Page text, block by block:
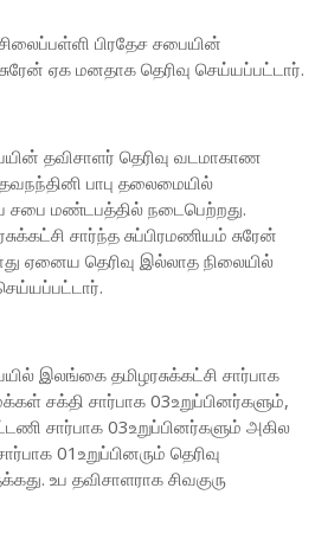
பிரதேச சபையின்
ஏக மனதாக தெரிவு செய்யப்பட்டார்.
தவிசாளர் தெரிவு வடமாகாண
பாபு தலைமையில்
சபை மண்டபத்தில் நடைபெற்றது.
சார்ந்த சுப்பிரமணியம் சுரேன்
ஏனைய தெரிவு இல்லாத நிலையில்
இலங்கை தமிழரசுக்கட்சி சார்பாக
சக்தி சார்பாக 03உறுப்பினர்களும்,
சார்பாக 03உறுப்பினர்களும் அகில
01உறுப்பினரும் தெரிவு
உப தவிசாளராக சிவகுரு